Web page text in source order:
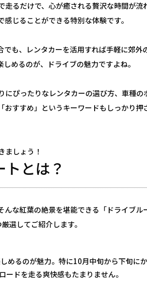
るだけで、心が癒される贅沢な時間が流
じることができる特別な体験です。
も、レンタカーを活用すれば手軽に郊外
めるのが、ドライブの魅力ですよね。
にぴったりなレンタカーの選び方、車種の
すすめ」というキーワードもしっかり押
ましょう！
とは？
な紅葉の絶景を堪能できる「ドライブル
選してご紹介します。
めるのが魅力。特に10月中旬から下旬にか
ドを走る爽快感もたまりません。